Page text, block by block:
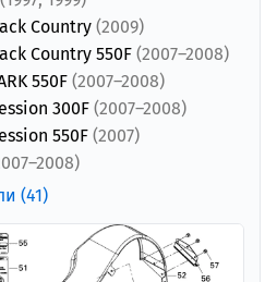
Country (2009)
Country 550F (2007–2008)
550F (2007–2008)
300F (2007–2008)
550F (2007)
(41)